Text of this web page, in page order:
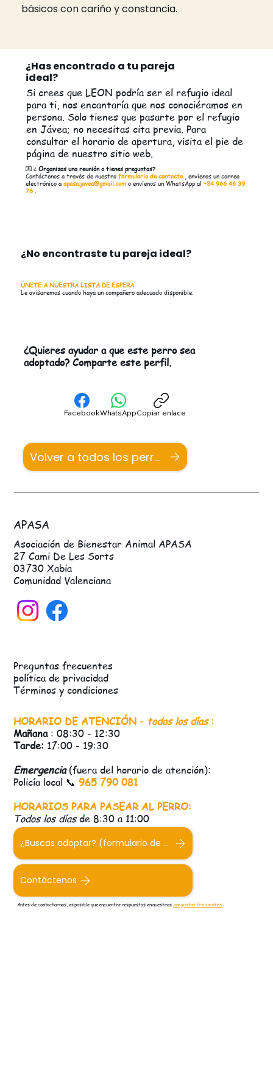
básicos con cariño y constancia.
¿Has encontrado a tu pareja
ideal?
Si crees que LEON podría ser el refugio ideal
para ti, nos encantaría que nos conociéramos en
persona. Solo tienes que pasarte por el refugio
en Jávea; no necesitas cita previa. Para
consultar el horario de apertura, visita el pie de
página de nuestro sitio web.
💌 ¿ Organizas una reunión o tienes preguntas?
Contáctenos a través de nuestro formulario de contacto, envíenos un correo
electrónico a apasa.javea@gmail.como envíenos un WhatsApp al +34 966 46 39
76.
¿No encontraste tu pareja ideal?
ÚNETE A NUESTRA LISTA DE ESPERA
Le avisaremos cuando haya un compañero adecuado disponible.
¿Quieres ayudar a que este perro sea
adoptado? Comparte este perfil.
FacebookWhatsAppCopiar enlace
Volver a todos los perros
APASA
Asociación de Bienestar Animal APASA
27 Cami De Les Sorts
03730 Xabia
Comunidad Valenciana
¿Buscas adoptar? (formulario de adopción)
HORARIO DE ATENCIÓN - todos los días:
Mañana: 08:30 - 12:30
Tarde: 17:00 - 19:30
Emergencia(fuera del horario de atención):
Policía local 📞 965 790 081
HORARIOS PARA PASEAR AL PERRO:
Todos los días de 8:30 a 11:00
Contáctenos
Antes de contactarnos, es posible que encuentre respuestas en nuestras preguntas frecuentes.
Preguntas frecuentes
política de privacidad
Términos y condiciones